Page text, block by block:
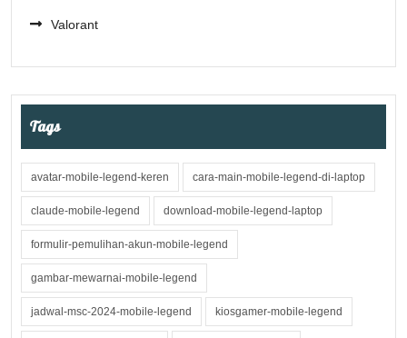
Valorant
Tags
avatar-mobile-legend-keren cara-main-mobile-legend-di-laptop
claude-mobile-legend download-mobile-legend-laptop
formulir-pemulihan-akun-mobile-legend
gambar-mewarnai-mobile-legend
jadwal-msc-2024-mobile-legend kiosgamer-mobile-legend